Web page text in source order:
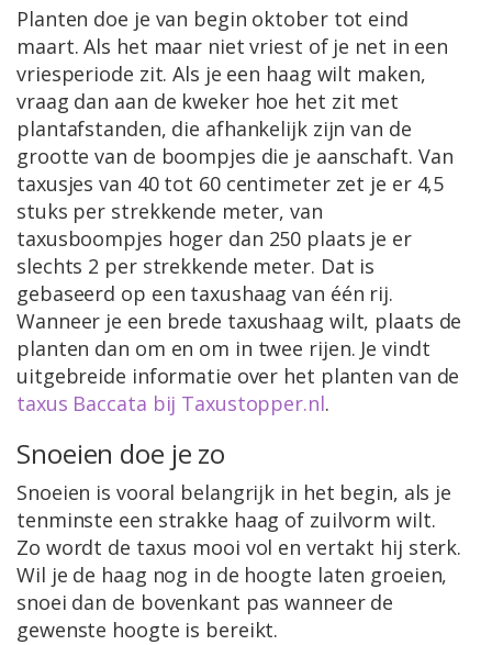
Planten doe je van begin oktober tot eind
maart. Als het maar niet vriest of je net in een
vriesperiode zit. Als je een haag wilt maken,
vraag dan aan de kweker hoe het zit met
plantafstanden, die afhankelijk zijn van de
grootte van de boompjes die je aanschaft. Van
taxusjes van 40 tot 60 centimeter zet je er 4,5
stuks per strekkende meter, van
taxusboompjes hoger dan 250 plaats je er
slechts 2 per strekkende meter. Dat is
gebaseerd op een taxushaag van één rij.
Wanneer je een brede taxushaag wilt, plaats de
planten dan om en om in twee rijen. Je vindt
uitgebreide informatie over het planten van de
taxus Baccata bij Taxustopper.nl.
Snoeien doe je zo
Snoeien is vooral belangrijk in het begin, als je
tenminste een strakke haag of zuilvorm wilt.
Zo wordt de taxus mooi vol en vertakt hij sterk.
Wil je de haag nog in de hoogte laten groeien,
snoei dan de bovenkant pas wanneer de
gewenste hoogte is bereikt.